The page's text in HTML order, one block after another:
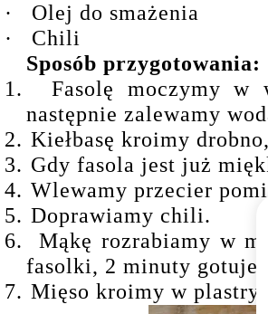
·
Olej do smażenia
·
Chili
Sposób przygotowania:
1.
Fasolę moczymy w
następnie zalewamy
2. Kiełbasę kroimy
3. Gdy fasola jest już
4. Wlewamy przecier
5. Doprawiamy chili.
6.
Mąkę rozrabiamy w
fasolki, 2 minuty
7. Mięso kroimy w plastry,